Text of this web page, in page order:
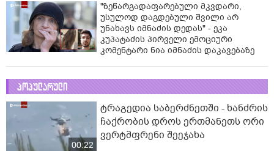
"ზეწარგადაფარებული მკვდარი,
უსულოდ დაგდებული შვილი არ
უნახავს იმნაძის დედას" - ეკა
კუპატაძის პირველი ემოციური
კომენტარი ნია იმნაძის დაკავებაზე
პოპულარული
00:22
ტრაგედია საბერძნეთში - ხანძრის
ჩაქრობის დროს ერთმანეთს ორი
ვერტმფრენი შეეჯახა